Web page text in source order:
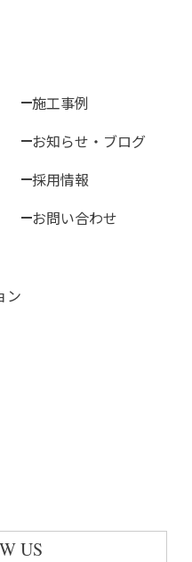
ン
施工事例
お知らせ・ブログ
採用情報
お問い合わせ
US